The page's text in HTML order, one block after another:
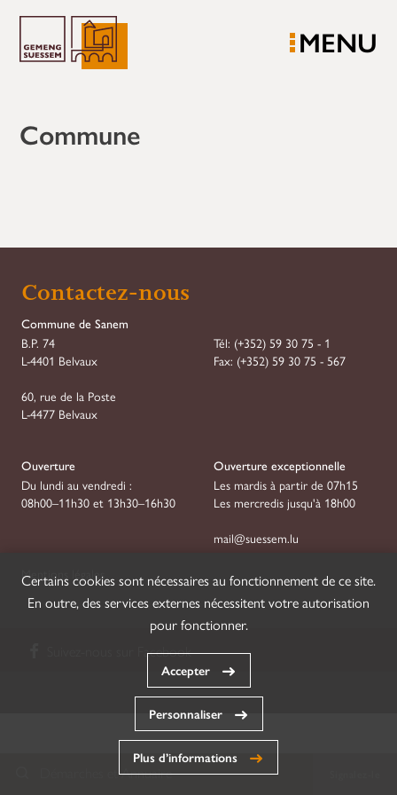
MENU
Démarches et Annuaire
Commune
Contactez-nous
Commune de Sanem
B.P. 74
L-4401 Belvaux
60, rue de la Poste
L-4477 Belvaux
Tél: (+352) 59 30 75 - 1
Fax: (+352) 59 30 75 - 567
Ouverture
Du lundi au vendredi :
08h00–11h30 et 13h30–16h30
Ouverture exceptionnelle
Les mardis à partir de 07h15
Les mercredis jusqu'à 18h00
mail@suessem.lu
Mentions légales
Facebook
Certains cookies sont nécessaires au fonctionnement de ce site.
En outre, des services externes nécessitent votre autorisation
pour fonctionner.
Accepter
Personnaliser
Plus d’informations